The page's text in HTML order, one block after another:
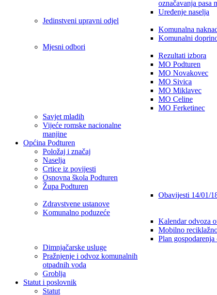
označavanja pasa
Uređenje naselja
Jedinstveni upravni odjel
Komunalna
Komunalni
Mjesni odbori
Rezultati izbora
MO Podturen
MO Novakovec
MO Sivica
MO Miklavec
MO Celine
MO Ferketinec
Savjet mladih
Vijeće romske nacionalne
manjine
Općina Podturen
Položaj i značaj
Naselja
Crtice iz povijesti
Osnovna škola Podturen
Župa Podturen
Obavijesti 14/01/
Zdravstvene ustanove
Komunalno poduzeće
Kalendar odvoza
Mobilno
Plan gospodarenja
Dimnjačarske usluge
Pražnjenje i odvoz komunalnih
otpadnih voda
Groblja
Statut i poslovnik
Statut